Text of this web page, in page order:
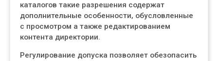
каталогов такие разрешения содержат
дополнительные особенности, обусловленные
с просмотром а также редактированием
контента директории.
Регулирование допуска позволяет обезопасить